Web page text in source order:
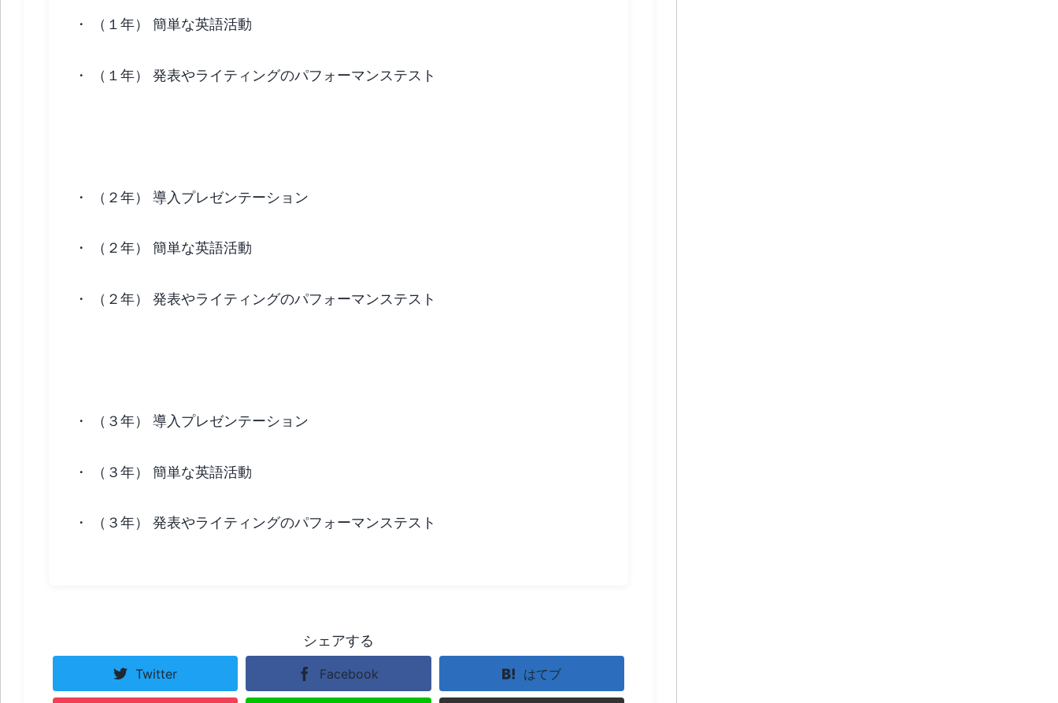
・ （１年） 簡単な英語活動
・ （１年） 発表やライティングのパフォーマンステスト
・ （２年） 導入プレゼンテーション
・ （２年） 簡単な英語活動
・ （２年） 発表やライティングのパフォーマンステスト
・ （３年） 導入プレゼンテーション
・ （３年） 簡単な英語活動
・ （３年） 発表やライティングのパフォーマンステスト
シェアする
Twitter Facebook はてブ